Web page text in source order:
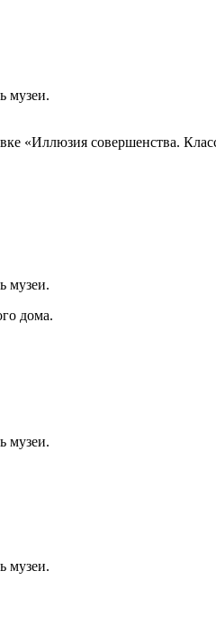
музеи.
«Иллюзия совершенства.
музеи.
дома.
музеи.
музеи.